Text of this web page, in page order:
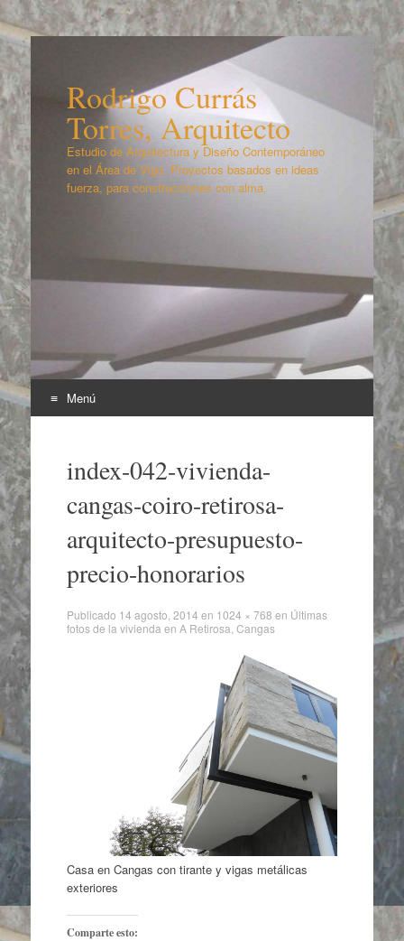
Rodrigo Currás
Torres, Arquitecto
Estudio de Arquitectura y Diseño Contemporáneo
en el Área de Vigo. Proyectos basados en ideas
fuerza, para construcciones con alma.
Menú
contenidoindex-042-vivienda-
cangas-coiro-retirosa-
arquitecto-presupuesto-
precio-honorarios
Publicado 14 agosto, 2014 en 1024 × 768 en Últimas
fotos de la vivienda en A Retirosa, Cangas
Casa en Cangas con tirante y vigas metálicas
exteriores
Comparte esto: